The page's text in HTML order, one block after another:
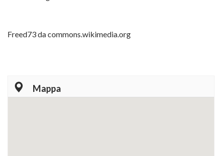
Freed73 da commons.wikimedia.org
Mappa